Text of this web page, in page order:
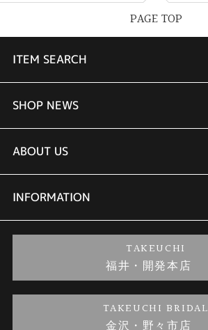
PAGE TOP
ITEM SEARCH
婚約指輪
結婚指輪
セットリング
婚約ネックレス
金・プラチナのお取引
SHOP NEWS
TAKEUCHI BRIDAL金沢本店情報
商品一覧
ブランドリスト
金澤指輪工房｜手作りペアリング
金澤指輪工房｜手作り結婚指輪 and 婚約指輪
ABOUT US
会社概要
お客様の声
INFORMATION
TAKEUCHI
福井・開発本店
TAKEUCHI BRIDAL
金沢・野々市店